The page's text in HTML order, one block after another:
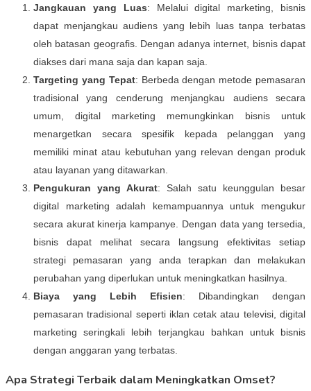
Jangkauan yang Luas: Melalui digital marketing, bisnis
dapat menjangkau audiens yang lebih luas tanpa terbatas
oleh batasan geografis. Dengan adanya internet, bisnis dapat
diakses dari mana saja dan kapan saja.
Targeting yang Tepat: Berbeda dengan metode pemasaran
tradisional yang cenderung menjangkau audiens secara
umum, digital marketing memungkinkan bisnis untuk
menargetkan secara spesifik kepada pelanggan yang
memiliki minat atau kebutuhan yang relevan dengan produk
atau layanan yang ditawarkan.
Pengukuran yang Akurat: Salah satu keunggulan besar
digital marketing adalah kemampuannya untuk mengukur
secara akurat kinerja kampanye. Dengan data yang tersedia,
bisnis dapat melihat secara langsung efektivitas setiap
strategi pemasaran yang anda terapkan dan melakukan
perubahan yang diperlukan untuk meningkatkan hasilnya.
Biaya yang Lebih Efisien: Dibandingkan dengan
pemasaran tradisional seperti iklan cetak atau televisi, digital
marketing seringkali lebih terjangkau bahkan untuk bisnis
dengan anggaran yang terbatas.
Apa Strategi Terbaik dalam Meningkatkan Omset?